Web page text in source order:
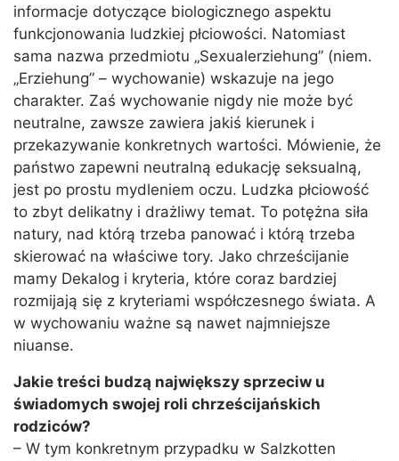
informacje dotyczące biologicznego aspektu
funkcjonowania ludzkiej płciowości. Natomiast
sama nazwa przedmiotu „Sexualerziehung” (niem.
„Erziehung” – wychowanie) wskazuje na jego
charakter. Zaś wychowanie nigdy nie może być
neutralne, zawsze zawiera jakiś kierunek i
przekazywanie konkretnych wartości. Mówienie, że
państwo zapewni neutralną edukację seksualną,
jest po prostu mydleniem oczu. Ludzka płciowość
to zbyt delikatny i drażliwy temat. To potężna siła
natury, nad którą trzeba panować i którą trzeba
skierować na właściwe tory. Jako chrześcijanie
mamy Dekalog i kryteria, które coraz bardziej
rozmijają się z kryteriami współczesnego świata. A
w wychowaniu ważne są nawet najmniejsze
niuanse.
Jakie treści budzą największy sprzeciw u
świadomych swojej roli chrześcijańskich
rodziców?
– W tym konkretnym przypadku w Salzkotten